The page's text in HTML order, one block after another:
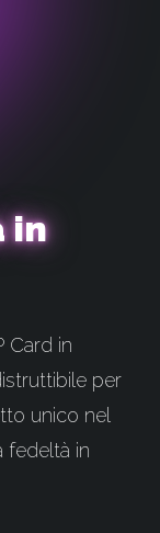
in
Card in
per
unico nel
fedeltà in